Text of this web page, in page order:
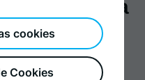
intervêm na
e
Cookies
cookies